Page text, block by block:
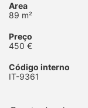
Area
89 m²
Preço
450 €
Código interno
IT-9361